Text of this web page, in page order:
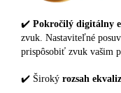
✔️ Pokročilý digitálny
zvuk. Nastaviteľné
prispôsobiť zvuk vašim
✔️ Široký rozsah